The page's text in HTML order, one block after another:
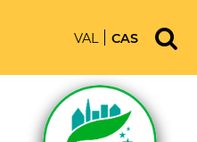
VAL CAS